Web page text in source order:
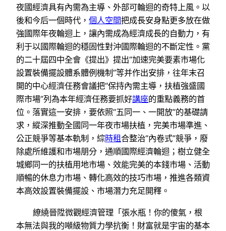
夜國經濟具有內需為主導、外部可輪迴的奇特上風。以
後和今后一個時代， 個人空間把成長安身點更多放在做
強國際年夜輪迴上，讓內需成為經濟成長的自動力，有
利于以國際輪迴的穩固性對沖國際輪迴的不斷定性。黨
的二十屆四中全會《提出》提出“加速完美要素市場化
設置裝備擺設體系體例機制”等并作出安排，往年末召
開的中心經濟任務會議把“保持內需主導，扶植強盛國
際市場”列為本年經濟任務要抓好講座的重點義務的首
位。落實這一安排，要依照“五同一、一開放”的基礎請
求，縱深推動全國同一年夜市場扶植，完美市場準進、
公正競爭等基本軌制，綜時租合整治“內卷式”競爭，廢
除處所維護和市場朋分，通順國際經濟輪迴；樹立健全
城鄉同一的扶植用地市場、效能完美的本錢市場、活動
順暢的休息力市場、轉化高效的技巧市場，推進各類資
本高效設置裝備擺設、市場潛力充足開釋。
繚繞晉陞微觀經濟管理「張水瓶！你的傻氣，根
本無法與我的噸級物質力學抗衡！財富就是宇宙的基本